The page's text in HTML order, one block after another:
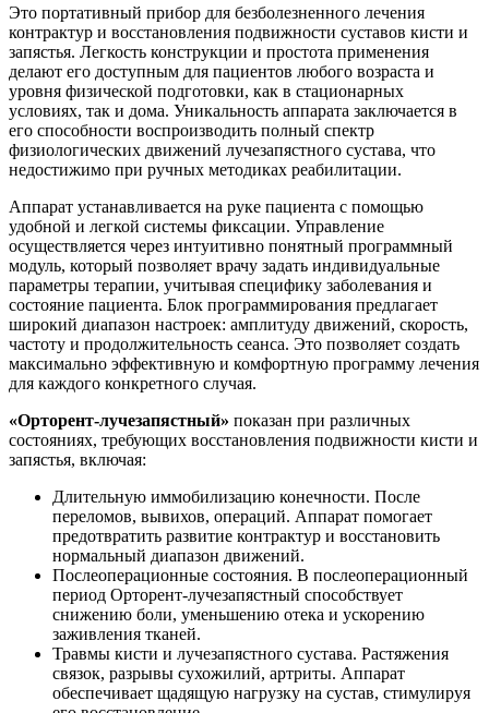
Это портативный прибор для безболезненного лечения
контрактур и восстановления подвижности суставов кисти и
запястья. Легкость конструкции и простота применения
делают его доступным для пациентов любого возраста и
уровня физической подготовки, как в стационарных
условиях, так и дома. Уникальность аппарата заключается в
его способности воспроизводить полный спектр
физиологических движений лучезапястного сустава, что
недостижимо при ручных методиках реабилитации.
Аппарат устанавливается на руке пациента с помощью
удобной и легкой системы фиксации. Управление
осуществляется через интуитивно понятный программный
модуль, который позволяет врачу задать индивидуальные
параметры терапии, учитывая специфику заболевания и
состояние пациента. Блок программирования предлагает
широкий диапазон настроек: амплитуду движений, скорость,
частоту и продолжительность сеанса. Это позволяет создать
максимально эффективную и комфортную программу лечения
для каждого конкретного случая.
«Орторент-лучезапястный» показан при различных
состояниях, требующих восстановления подвижности кисти и
запястья, включая:
Длительную иммобилизацию конечности. После
переломов, вывихов, операций. Аппарат помогает
предотвратить развитие контрактур и восстановить
нормальный диапазон движений.
Послеоперационные состояния. В послеоперационный
период Орторент-лучезапястный способствует
снижению боли, уменьшению отека и ускорению
заживления тканей.
Травмы кисти и лучезапястного сустава. Растяжения
связок, разрывы сухожилий, артриты. Аппарат
обеспечивает щадящую нагрузку на сустав, стимулируя